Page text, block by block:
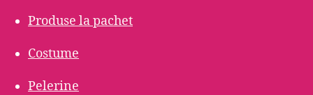
Produse la pachet
Costume
Pelerine